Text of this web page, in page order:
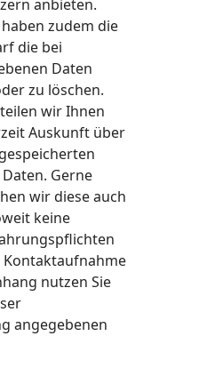
anbieten.
zudem die
die bei
Daten
zu löschen.
wir Ihnen
Auskunft über
Gerne
wir diese auch
keine
nutzen Sie
angegebenen